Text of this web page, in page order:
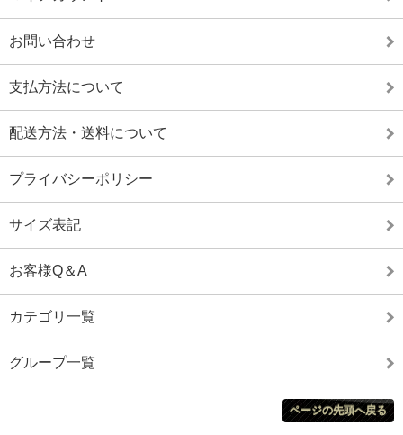
お問い合わせ
支払方法について
配送方法・送料について
プライバシーポリシー
サイズ表記
お客様Q＆A
カテゴリ一覧
グループ一覧
ページの先頭へ戻る